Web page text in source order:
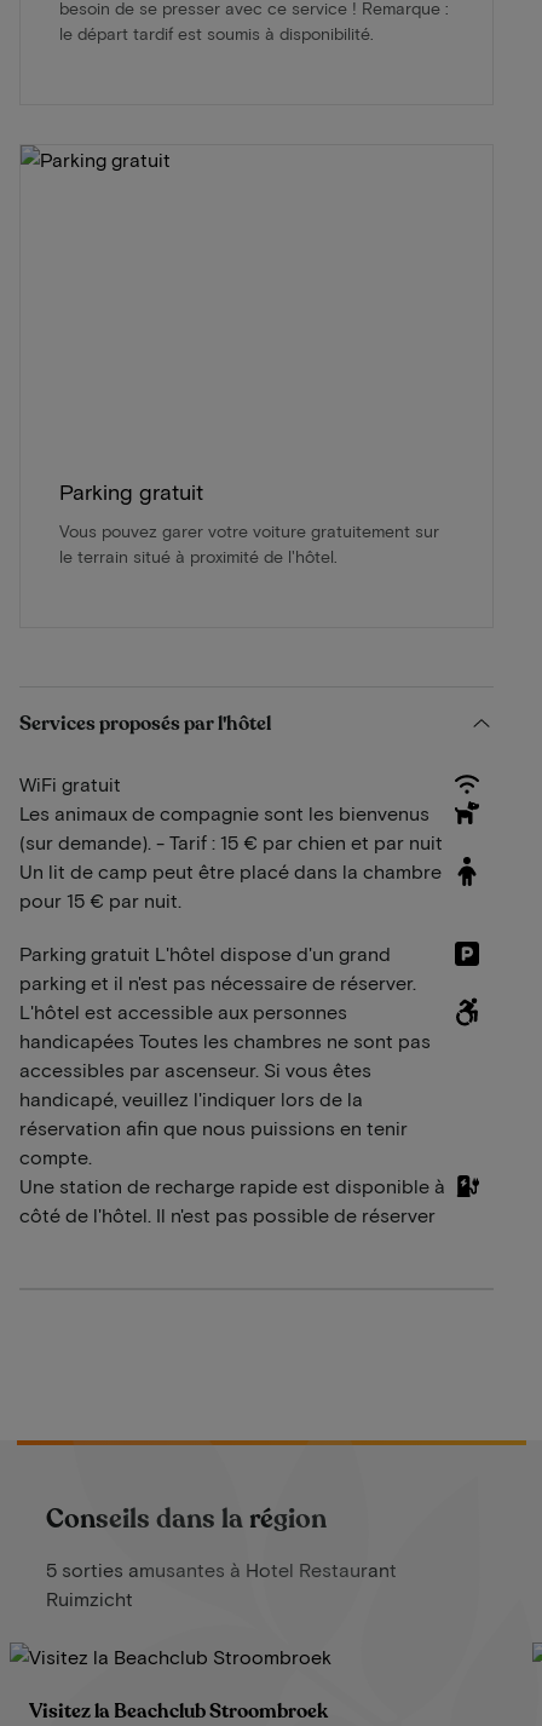
besoin de se presser avec ce service ! Remarque :
le départ tardif est soumis à disponibilité.
Parking gratuit
Vous pouvez garer votre voiture gratuitement sur
le terrain situé à proximité de l'hôtel.
Services proposés par l'hôtel
WiFi gratuit
Les animaux de compagnie sont les bienvenus
(sur demande). - Tarif : 15 € par chien et par nuit
Un lit de camp peut être placé dans la chambre
pour 15 € par nuit.
Parking gratuit L'hôtel dispose d'un grand
parking et il n'est pas nécessaire de réserver.
L'hôtel est accessible aux personnes
handicapées Toutes les chambres ne sont pas
accessibles par ascenseur. Si vous êtes
handicapé, veuillez l'indiquer lors de la
réservation afin que nous puissions en tenir
compte.
Une station de recharge rapide est disponible à
côté de l'hôtel. Il n'est pas possible de réserver
Conseils dans la région
5 sorties amusantes à Hotel Restaurant
Ruimzicht
Visitez la Beachclub Stroombroek